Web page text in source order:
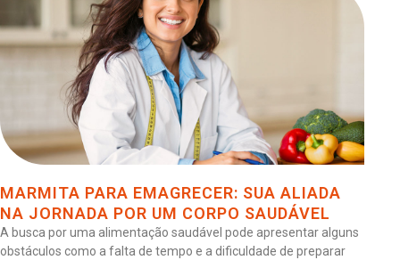
MARMITA PARA EMAGRECER: SUA ALIADA
NA JORNADA POR UM CORPO SAUDÁVEL
A busca por uma alimentação saudável pode apresentar alguns
obstáculos como a falta de tempo e a dificuldade de preparar